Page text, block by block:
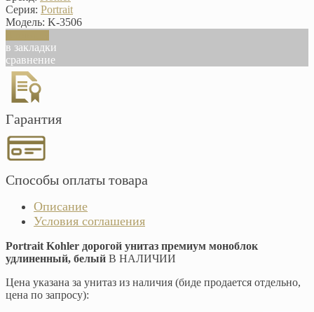
Серия: Portrait
Модель: K-3506
в закладки
сравнение
Гарантия
Способы оплаты товара
Описание
Условия соглашения
Portrait Kohler дорогой унитаз премиум моноблок
удлиненный, белый В НАЛИЧИИ
Цена указана за унитаз из наличия (биде продается отдельно,
цена по запросу):